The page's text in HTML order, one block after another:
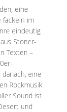
eine
fackeln im
eindeutig
Stoner-
Texten –
eine
Rockmusik
Sound ist
und